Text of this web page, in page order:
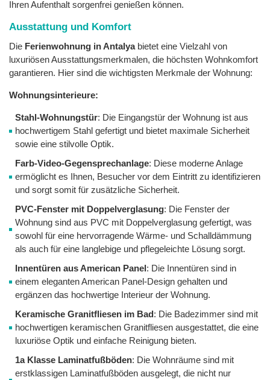
Ihren Aufenthalt sorgenfrei genießen können.
Ausstattung und Komfort
Die Ferienwohnung in Antalyabietet eine Vielzahl von
luxuriösen Ausstattungsmerkmalen, die höchsten Wohnkomfort
garantieren. Hier sind die wichtigsten Merkmale der Wohnung:
Wohnungsinterieure:
Stahl-Wohnungstür: Die Eingangstür der Wohnung ist aus
hochwertigem Stahl gefertigt und bietet maximale Sicherheit
sowie eine stilvolle Optik.
Farb-Video-Gegensprechanlage: Diese moderne Anlage
ermöglicht es Ihnen, Besucher vor dem Eintritt zu identifizieren
und sorgt somit für zusätzliche Sicherheit.
PVC-Fenster mit Doppelverglasung: Die Fenster der
Wohnung sind aus PVC mit Doppelverglasung gefertigt, was
sowohl für eine hervorragende Wärme- und Schalldämmung
als auch für eine langlebige und pflegeleichte Lösung sorgt.
Innentüren aus American Panel: Die Innentüren sind in
einem eleganten American Panel-Design gehalten und
ergänzen das hochwertige Interieur der Wohnung.
Keramische Granitfliesen im Bad: Die Badezimmer sind mit
hochwertigen keramischen Granitfliesen ausgestattet, die eine
luxuriöse Optik und einfache Reinigung bieten.
1a Klasse Laminatfußböden: Die Wohnräume sind mit
erstklassigen Laminatfußböden ausgelegt, die nicht nur